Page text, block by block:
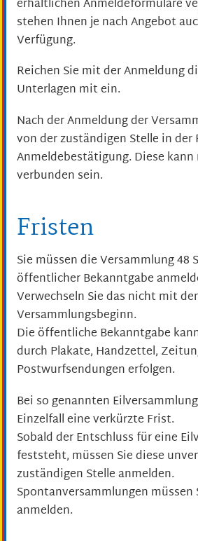
erhältlichen Anmeldeformulare
stehen Ihnen je nach Angebot
Verfügung.
Reichen Sie mit der Anmeldung
Unterlagen mit ein.
Nach der Anmeldung der
von der zuständigen Stelle in der
Anmeldebestätigung. Diese
verbunden sein.
Fristen
Sie müssen die Versammlung 48
öffentlicher Bekanntgabe
Verwechseln Sie das nicht mit
Versammlungsbeginn.
Die öffentliche Bekanntgabe
durch Plakate, Handzettel,
Postwurfsendungen erfolgen.
Bei so genannten
Einzelfall eine verkürzte Frist.
Sobald der Entschluss für eine
feststeht, müssen Sie diese
zuständigen Stelle anmelden.
Spontanversammlungen
anmelden.